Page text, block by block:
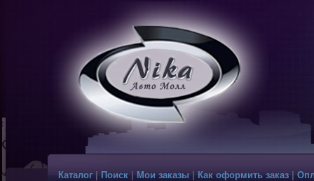
Каталог Поиск|Мои заказы|Как оформить заказ